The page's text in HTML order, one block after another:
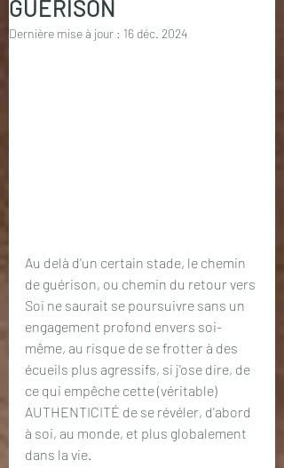
GUÉRISON
Dernière mise à jour : 16 déc. 2024
Au delà d'un certain stade, le chemin
de guérison, ou chemin du retour vers
Soi ne saurait se poursuivre sans un
engagement profond envers soi-
même, au risque de se frotter à des
écueils plus agressifs, si j'ose dire, de
ce qui empêche cette (véritable)
AUTHENTICITÉ de se révéler, d'abord
à soi, au monde, et plus globalement
dans la vie.